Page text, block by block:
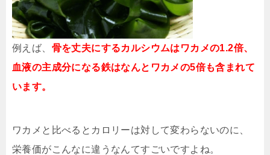
例えば、 骨を丈夫にするカルシウムはワカメの1.2倍、
血液の主成分になる鉄はなんとワカメの5倍も含まれて
います。
ワカメと比べるとカロリーは対して変わらないのに、
栄養価がこんなに違うなんてすごいですよね。